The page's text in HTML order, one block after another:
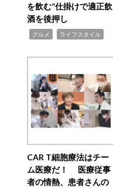
を飲む”仕掛けで適正飲
酒を後押し
グルメ ライフスタイル
CAR T細胞療法はチー
ム医療だ！ 医療従事
者の情熱、患者さんの